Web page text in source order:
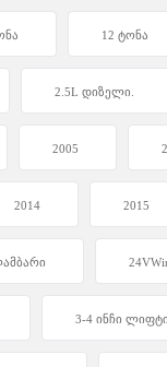
12 ტონა
2.5L დიზელი.
2005
2014 2015
3-4 ინჩი ლიფტი